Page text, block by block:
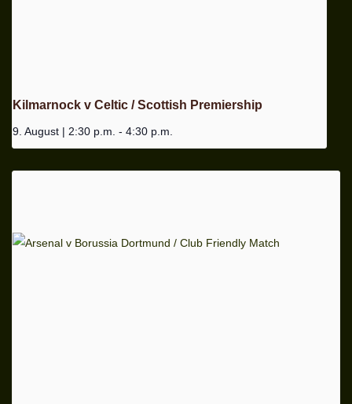
Kilmarnock v Celtic / Scottish Premiership
9. August | 2:30 p.m. - 4:30 p.m.